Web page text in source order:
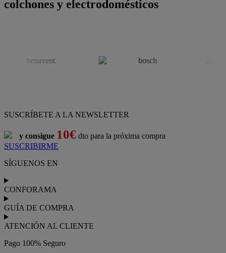
colchones y electrodomésticos
SUSCRÍBETE A LA NEWSLETTER
y consigue 10€ dto para la próxima compra
SUSCRIBIRME
SÍGUENOS EN
CONFORAMA
GUÍA DE COMPRA
ATENCIÓN AL CLIENTE
Pago 100% Seguro